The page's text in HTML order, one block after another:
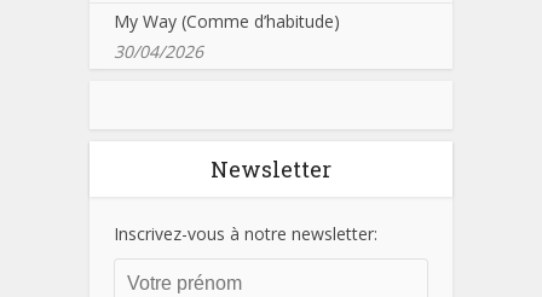
My Way (Comme d’habitude)
30/04/2026
Newsletter
Inscrivez-vous à notre newsletter: